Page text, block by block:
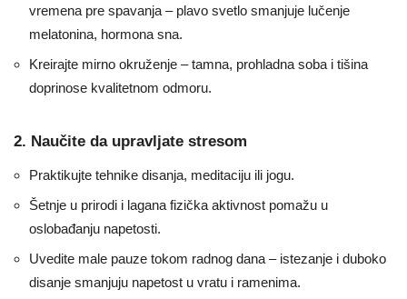
vremena pre spavanja – plavo svetlo smanjuje lučenje
melatonina, hormona sna.
Kreirajte mirno okruženje – tamna, prohladna soba i tišina
doprinose kvalitetnom odmoru.
2. Naučite da upravljate stresom
Praktikujte tehnike disanja, meditaciju ili jogu.
Šetnje u prirodi i lagana fizička aktivnost pomažu u
oslobađanju napetosti.
Uvedite male pauze tokom radnog dana – istezanje i duboko
disanje smanjuju napetost u vratu i ramenima.